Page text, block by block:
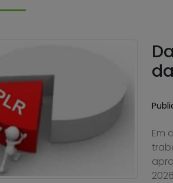
Em